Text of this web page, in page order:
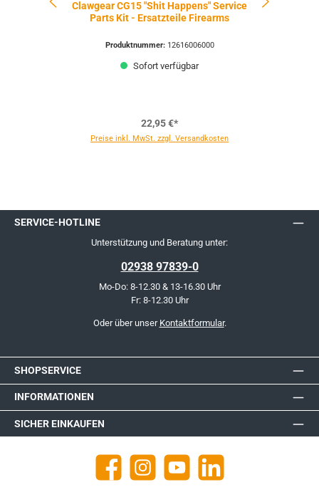
Clawgear CG15 "Shit Happens" Service
Parts Kit - Ersatzteile Firearms
Produktnummer: 12616006000
Sofort verfügbar
22,95 €*
Preise inkl. MwSt. zzgl. Versandkosten
SERVICE-HOTLINE
Unterstützung und Beratung unter:
02938 97839-0
Mo-Do: 8-12.30 & 13-16.30 Uhr
Fr: 8-12.30 Uhr
Oder über unser Kontaktformular.
SHOPSERVICE
INFORMATIONEN
SICHER EINKAUFEN
Facebook Instagram YouTube https://de.linkedin.com/company/